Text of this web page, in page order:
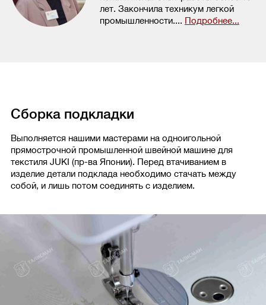
лет. Закончила техникум легкой
промышленности.... Подробнее...
Сборка подкладки
Выполняется нашими мастерами на одноигольной
прямострочной промышленной швейной машине для
текстиля JUKI (пр-ва Японии). Перед втачиванием в
изделие детали подклада необходимо стачать между
собой, и лишь потом соединять с изделием.